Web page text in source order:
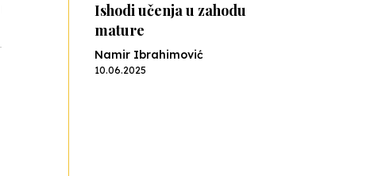
Ishodi učenja u zahodu
mature
Namir Ibrahimović
10.06.2025